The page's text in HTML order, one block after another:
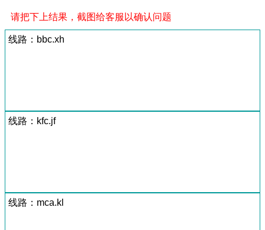
请把下上结果，截图给客服以确认问题
线路：bbc.xh
线路：kfc.jf
线路：mca.kl